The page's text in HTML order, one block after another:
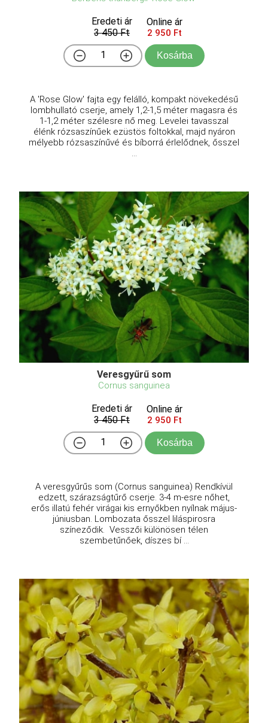
Eredeti ár
3 450 Ft
Online ár
2 950 Ft
Kosárba
A 'Rose Glow' fajta egy felálló, kompakt növekedésű
lombhullató cserje, amely 1,2-1,5 méter magasra és
1-1,2 méter szélesre nő meg. Levelei tavasszal
élénk rózsaszínűek ezüstös foltokkal, majd nyáron
mélyebb rózsaszínűvé és bíborrá érlelődnek, ősszel
...
Veresgyűrű som
Cornus sanguinea
Eredeti ár
3 450 Ft
Online ár
2 950 Ft
Kosárba
A veresgyűrűs som (Cornus sanguinea) Rendkívül
edzett, szárazságtűrő cserje. 3-4 m-esre nőhet,
erős illatú fehér virágai kis ernyőkben nyílnak május-
júniusban. Lombozata ősszel liláspirosra
színeződik. Vesszői különösen télen
szembetűnőek, díszes bí ...